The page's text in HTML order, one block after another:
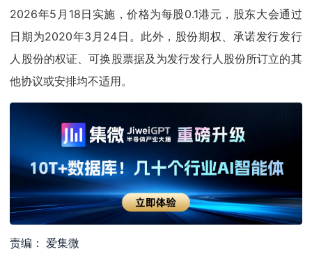
2026年5月18日实施，价格为每股0.1港元，股东大会通过
日期为2020年3月24日。此外，股份期权、承诺发行发行
人股份的权证、可换股票据及为发行发行人股份所订立的其
他协议或安排均不适用。
责编： 爱集微